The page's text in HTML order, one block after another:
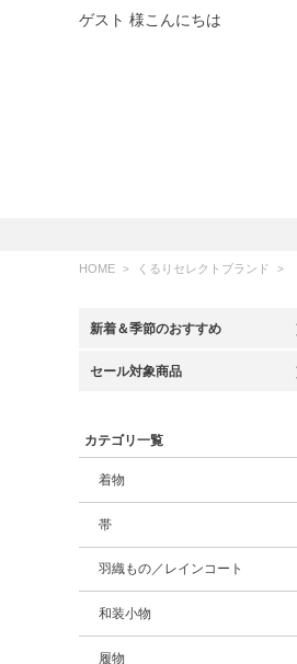
ゲスト 様こんにちは
HOME くるりセレクトブランド
新着＆季節のおすすめ
セール対象商品
カテゴリ一覧
着物
帯
羽織もの／レインコート
和装小物
履物